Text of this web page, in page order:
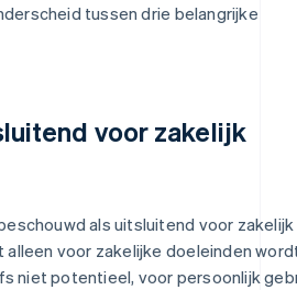
tussen drie belangrijke
voor zakelijk
als uitsluitend voor zakelijk
alleen voor zakelijke doeleinden
niet potentieel, voor persoonlijk